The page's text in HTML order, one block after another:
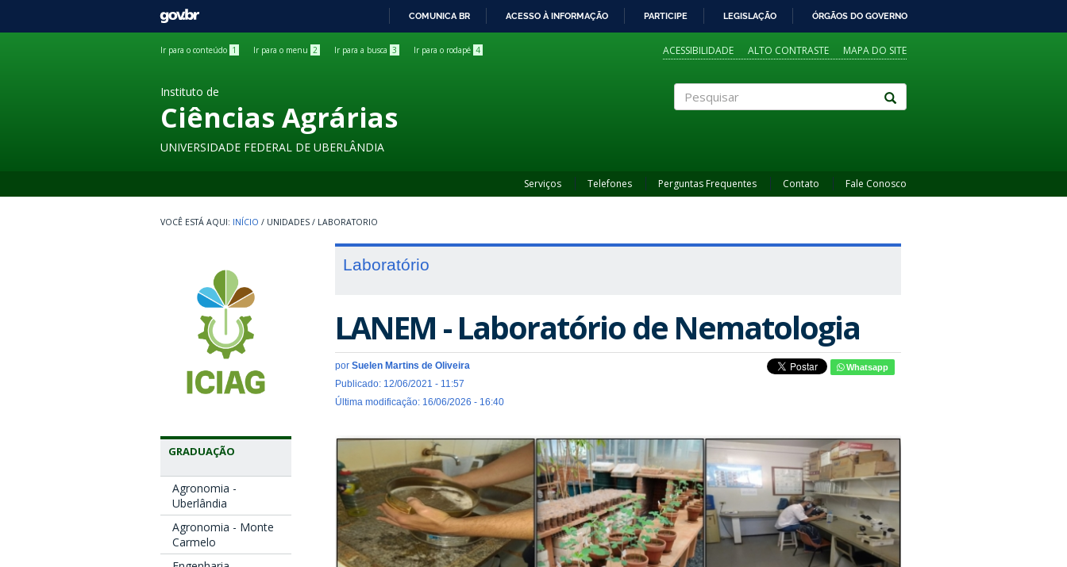
GOVBR
COMUNICA BR ACESSO À INFORMAÇÃO PARTICIPE LEGISLAÇÃO ÓRGÃOS DO GOVERNO
Ir para o conteúdo 1 Ir para o menu 2 Ir para a busca 3 Ir para o rodapé 4 ACESSIBILIDADE ALTO CONTRASTE MAPA DO SITE
Instituto de
Ciências Agrárias
UNIVERSIDADE FEDERAL DE UBERLÂNDIA
Serviços Telefones Perguntas Frequentes Contato Fale Conosco
INÍCIO / UNIDADES / LABORATORIO
GRADUAÇÃO
Agronomia -
Uberlândia
Agronomia - Monte
Carmelo
Laboratório
LANEM - Laboratório de Nematologia
por Suelen Martins de Oliveira
Publicado: 12/06/2021 - 11:57
Última modificação: 16/06/2026 - 16:40
Whatsapp